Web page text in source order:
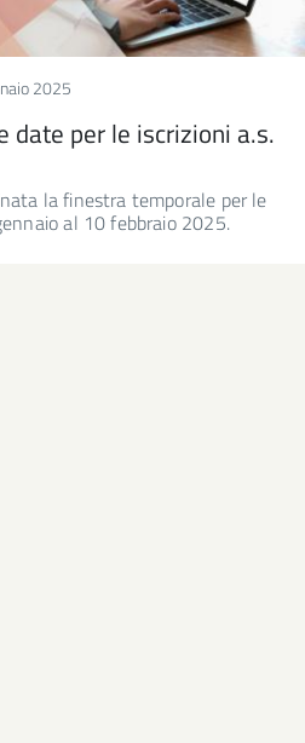
2025
date per le iscrizioni a.s.
la finestra temporale per le
al 10 febbraio 2025.